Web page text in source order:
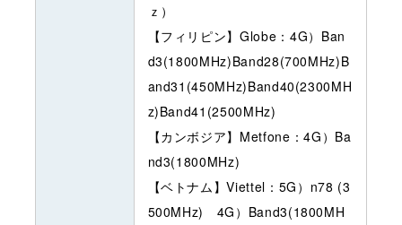
ｚ）
【フィリピン】Globe：4G）Ban
d3(1800MHz)Band28(700MHz)B
and31(450MHz)Band40(2300MH
z)Band41(2500MHz)
【カンボジア】Metfone：4G）Ba
nd3(1800MHz)
【ベトナム】Viettel：5G）n78 (3
500MHz) 4G）Band3(1800MH